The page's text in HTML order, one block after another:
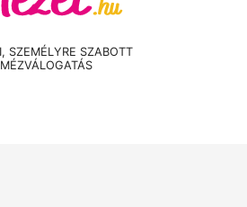
SZEMÉLYRE SZABOTT
MÉZVÁLOGATÁS